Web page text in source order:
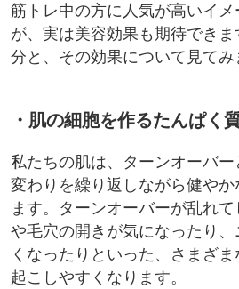
筋トレ中の方に人気が高いイ
が、実は美容効果も期待でき
分と、その効果について見てみ
・肌の細胞を作るたんぱく
私たちの肌は、ターンオーバ
変わりを繰り返しながら健や
ます。ターンオーバーが乱れ
や毛穴の開きが気になったり
くなったりといった、さまざ
起こしやすくなります。